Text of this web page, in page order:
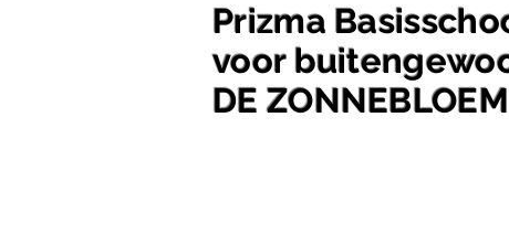
Prizma
voor
DE ZONNEBLOEM